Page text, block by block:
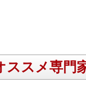
ススメ専門